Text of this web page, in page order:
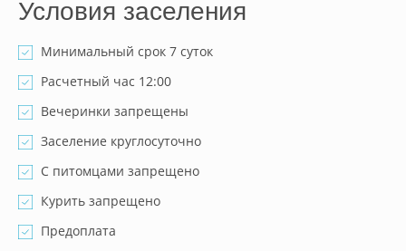
Условия заселения
Минимальный срок 7 суток
Расчетный час 12:00
Вечеринки запрещены
Заселение круглосуточно
С питомцами запрещено
Курить запрещено
Предоплата